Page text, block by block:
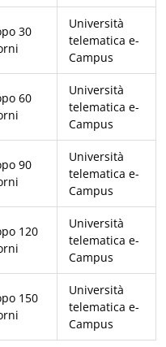
30
Università
telematica e-
Campus
60
Università
telematica e-
Campus
90
Università
telematica e-
Campus
120
Università
telematica e-
Campus
150
Università
telematica e-
Campus